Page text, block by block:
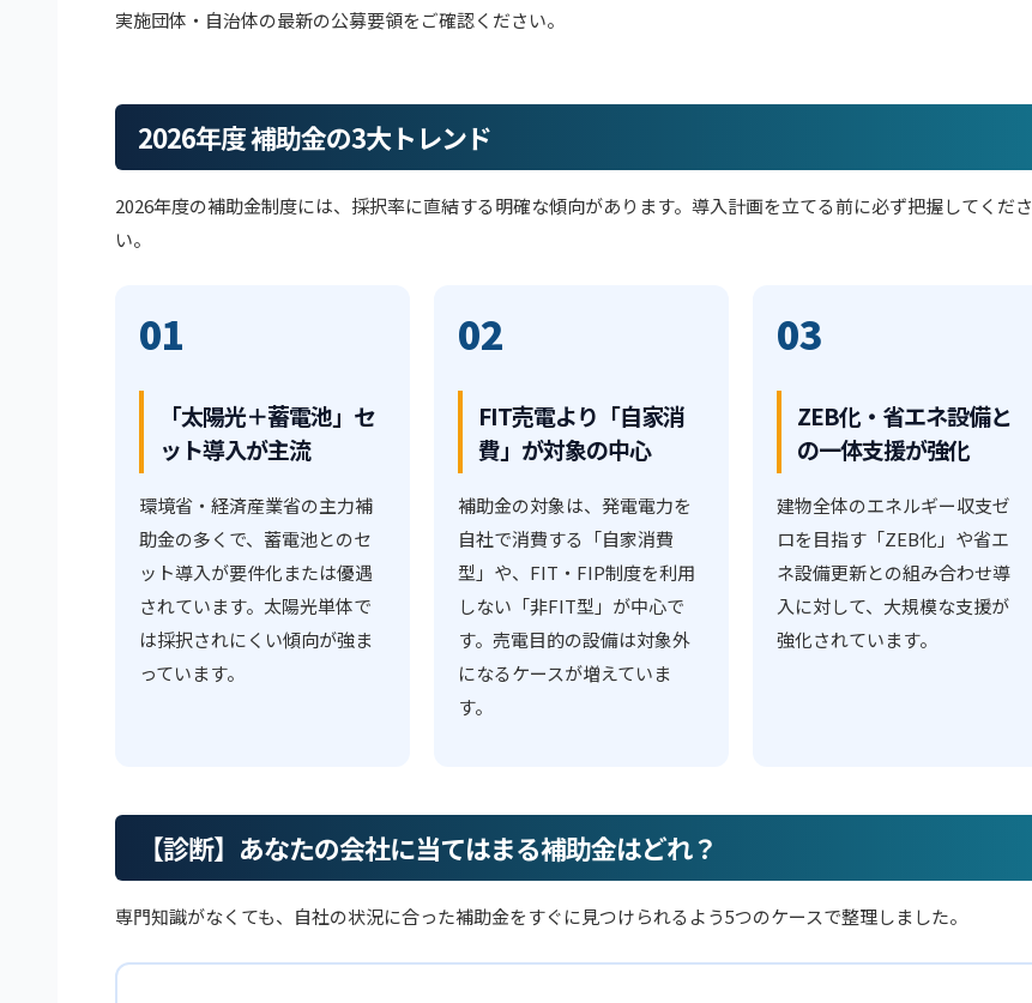
実施団体・自治体の最新の公募要領をご確認ください。
2026年度 補助金の3大トレンド
2026年度の補助金制度には、採択率に直結する明確な傾向があります。導入計画を立てる前に必ず把握してくださ
い。
01
「太陽光＋蓄電池」セ
ット導入が主流
環境省・経済産業省の主力補
助金の多くで、蓄電池とのセ
ット導入が要件化または優遇
されています。太陽光単体で
は採択されにくい傾向が強ま
っています。
02
FIT売電より「自家消
費」が対象の中心
補助金の対象は、発電電力を
自社で消費する「自家消費
型」や、FIT・FIP制度を利用
しない「非FIT型」が中心で
す。売電目的の設備は対象外
になるケースが増えていま
す。
03
ZEB化・省エネ設備と
の一体支援が強化
建物全体のエネルギー収支ゼ
ロを目指す「ZEB化」や省エ
ネ設備更新との組み合わせ導
入に対して、大規模な支援が
強化されています。
【診断】あなたの会社に当てはまる補助金はどれ？
専門知識がなくても、自社の状況に合った補助金をすぐに見つけられるよう5つのケースで整理しました。